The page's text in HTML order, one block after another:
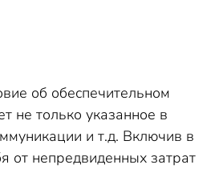
об обеспечительном
не только указанное в
и т.д. Включив в
от непредвиденных затрат